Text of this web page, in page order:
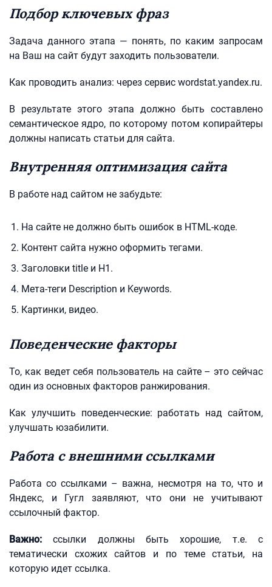
Подбор ключевых фраз
Задача данного этапа — понять, по каким запросам
на Ваш на сайт будут заходить пользователи.
Как проводить анализ: через сервис wordstat.yandex.ru.
В результате этого этапа должно быть составлено
семантическое ядро, по которому потом копирайтеры
должны написать статьи для сайта.
Внутренняя оптимизация сайта
В работе над сайтом не забудьте:
На сайте не должно быть ошибок в HTML-коде.
Контент сайта нужно оформить тегами.
Заголовки title и Н1.
Мета-теги Description и Keywords.
Картинки, видео.
Поведенческие факторы
То, как ведет себя пользователь на сайте – это сейчас
один из основных факторов ранжирования.
Как улучшить поведенческие: работать над сайтом,
улучшать юзабилити.
Работа с внешними ссылками
Работа со ссылками – важна, несмотря на то, что и
Яндекс, и Гугл заявляют, что они не учитывают
ссылочный фактор.
Важно: ссылки должны быть хорошие, т.е. с
тематически схожих сайтов и по теме статьи, на
которую идет ссылка.